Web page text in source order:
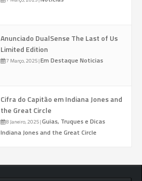
Anunciado DualSense The Last of Us
Limited Edition
7 Março, 2025|Em Destaque Noticias
Cifra do Capitão em Indiana Jones and
the Great Circle
8 Janeiro, 2025|Guias, Truques e Dicas
Indiana Jones and the Great Circle